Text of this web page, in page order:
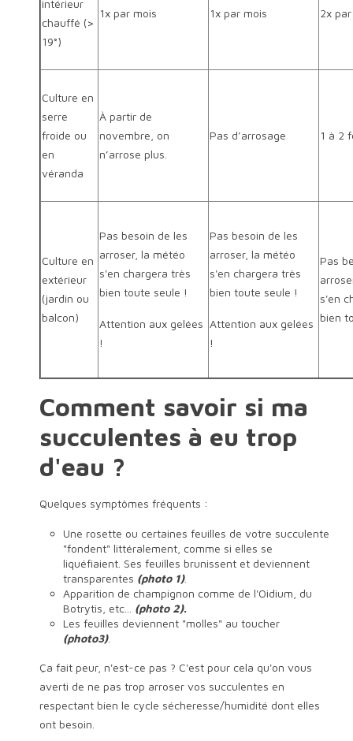
intérieur
chauffé (>
19°)
1x par mois 1x par mois 2x
Culture en
serre
froide ou
en
véranda
À partir de
novembre, on
n’arrose plus.
Pas d’arrosage 1 à 2
Culture en
extérieur
(jardin ou
balcon)
Pas besoin de les
arroser, la météo
s'en chargera très
bien toute seule !
Attention aux gelées
!
Pas besoin de les
arroser, la météo
s'en chargera très
bien toute seule !
Attention aux gelées
!
Pas
s'en
bien
Comment savoir si ma
succulentes à eu trop
d'eau ?
Quelques symptômes fréquents :
Une rosette ou certaines feuilles de votre succulente
"fondent" littéralement, comme si elles se
liquéfiaient. Ses feuilles brunissent et deviennent
transparentes (photo 1).
Apparition de champignon comme de l'Oidium, du
Botrytis, etc... (photo 2).
Les feuilles deviennent "molles" au toucher
(photo3).
Ça fait peur, n'est-ce pas ? C'est pour cela qu'on vous
averti de ne pas trop arroser vos succulentes en
respectant bien le cycle sécheresse/humidité dont elles
ont besoin.